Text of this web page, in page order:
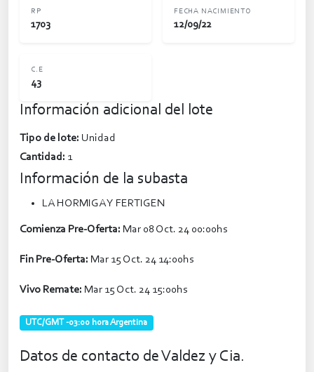
RP
1703
FECHA NACIMIENTO
12/09/22
C.E
43
Información adicional del lote
Tipo de lote: Unidad
Cantidad: 1
Información de la subasta
LA HORMIGA Y FERTIGEN
Comienza Pre-Oferta: Mar 08 Oct. 24 00:00hs
Fin Pre-Oferta: Mar 15 Oct. 24 14:00hs
Vivo Remate: Mar 15 Oct. 24 15:00hs
UTC/GMT -03:00 hora Argentina
Datos de contacto de Valdez y Cia.